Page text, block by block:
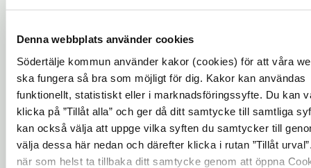
Denna webbplats använder cookies
Södertälje kommun använder kakor (cookies) för att våra
ska fungera så bra som möjligt för dig. Kakor kan användas
funktionellt, statistiskt eller i marknadsföringssyfte. Du kan
klicka på ”Tillåt alla” och ger då ditt samtycke till samtliga
kan också välja att uppge vilka syften du samtycker till
välja dessa här nedan och därefter klicka i rutan ”Tillåt
när som helst ta tillbaka ditt samtycke genom att öppna
Evenemangsinformation
Järna - Futurum - Stora salen
torsdag 17 september 2026 - torsdag 17 december
13:30 - 14:30